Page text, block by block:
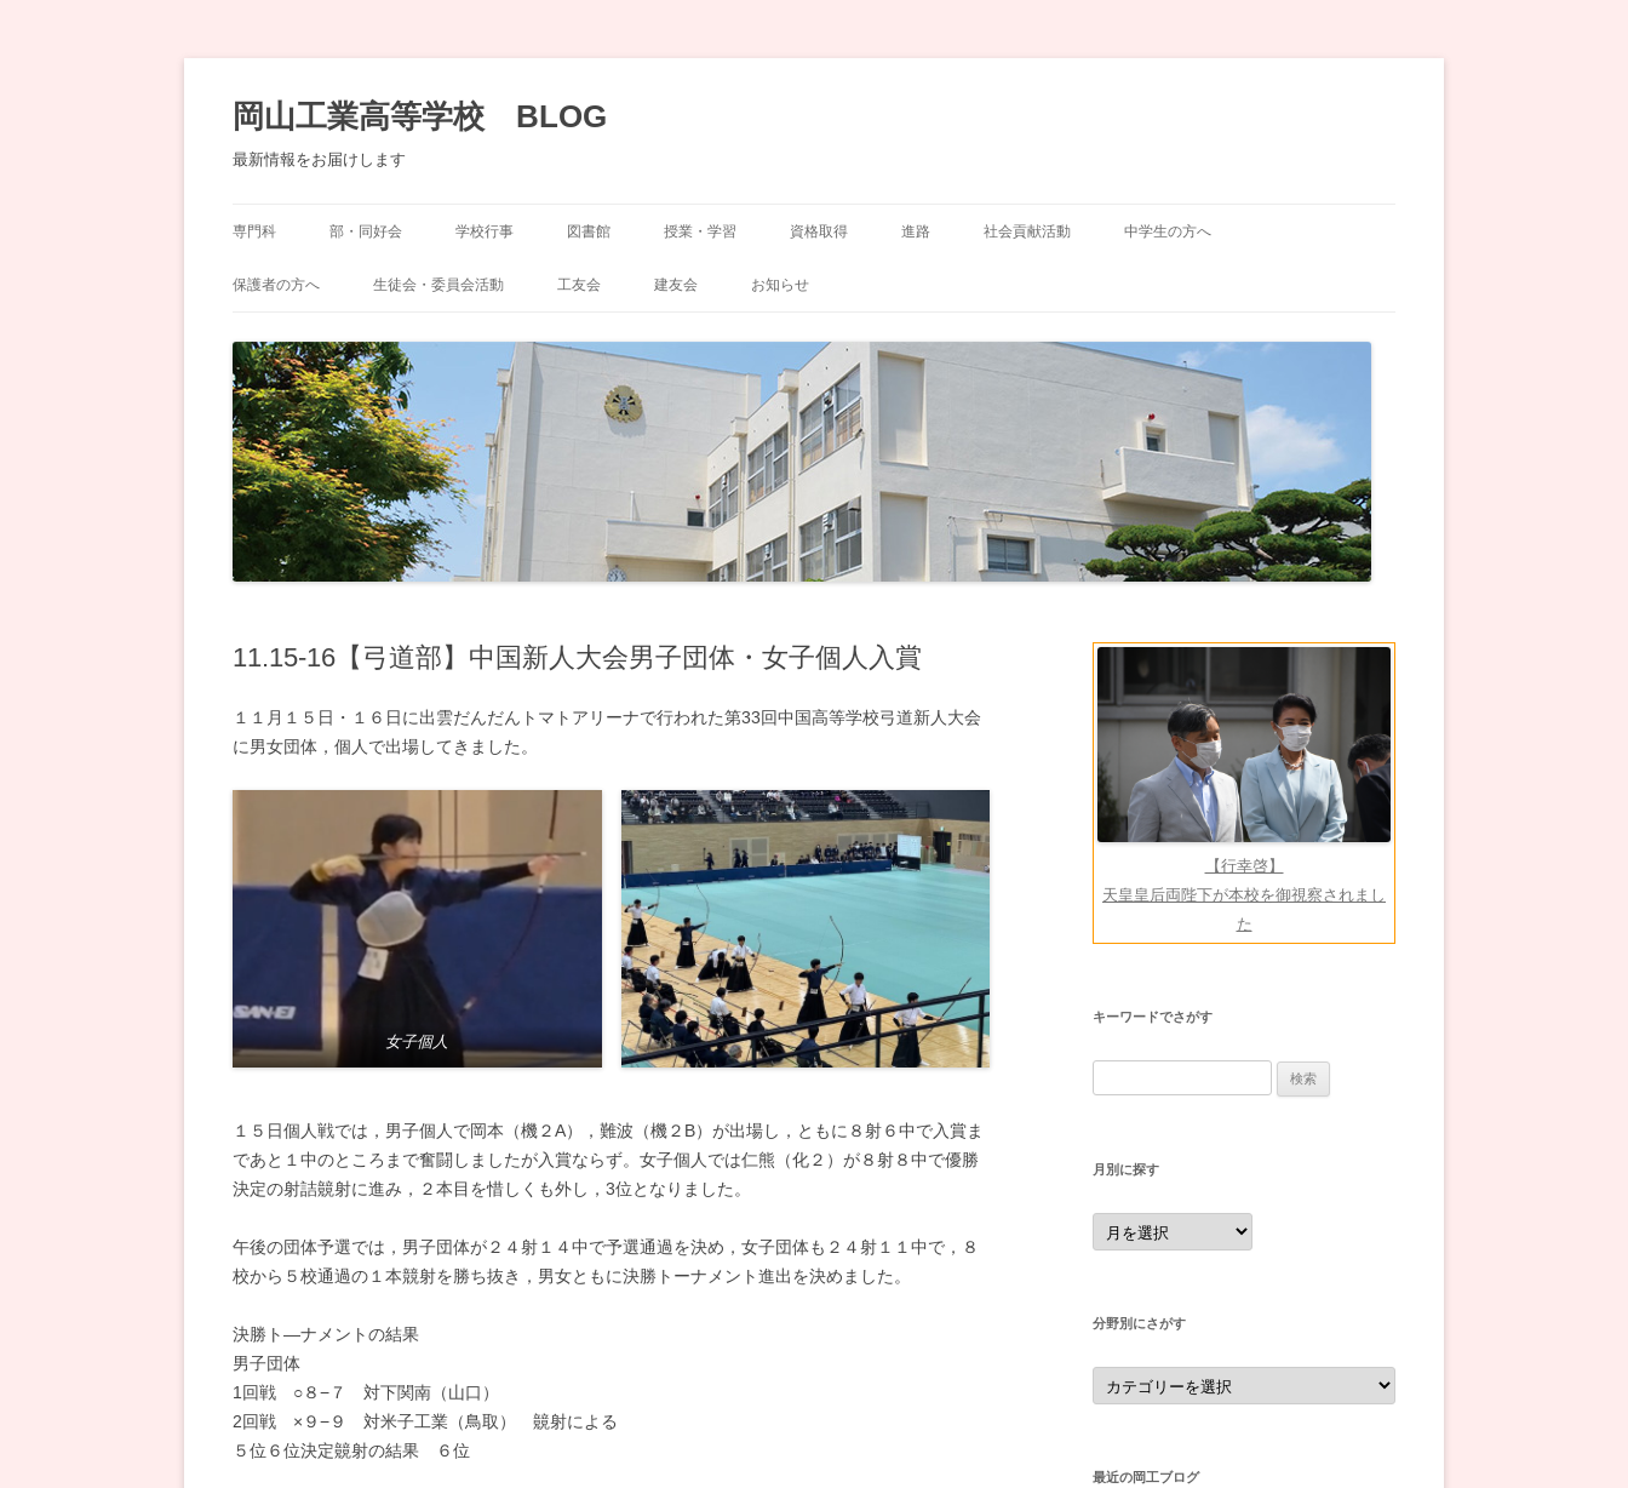
テ
ン
ツ
へ
移
岡山工業高等学校 BLOG
最新情報をお届けします
専門科
機械科
化学工学科
デザイン科
建築科
情報技術科
電気科
部・同好会
運動部 空手道部
サッカー部
自転車競技部
柔道部
ソフトテニス部
テニス部
バスケットボール部
バドミントン部
バレーボール部
ハンドボール部
野球部
写真部
吹奏楽部
美術部
漫画総合研究同好会
機械研究同好会
土木研究同好会
化学工学研究同好会
デザイン研究同好会
建築研究同好会
電気研究同好会
学校行事
岡工祭
図書館
展示
授業・学習 資格取得 進路 社会貢献活動 中学生の方へ
オープンスクール
保護者の方へ 生徒会・委員会活動
生徒会
工友会 建友会 お知らせ
11.15-16【弓道部】中国新人大会男子団体・女子個人入賞
１１月１５日・１６日に出雲だんだんトマトアリーナで行われた第33回中国高等学校弓道新人大会
に男女団体，個人で出場してきました。
女子個人
１５日個人戦では，男子個人で岡本（機２A），難波（機２B）が出場し，ともに８射６中で入賞ま
であと１中のところまで奮闘しましたが入賞ならず。女子個人では仁熊（化２）が８射８中で優勝
決定の射詰竸射に進み，２本目を惜しくも外し，3位となりました。
午後の団体予選では，男子団体が２４射１４中で予選通過を決め，女子団体も２４射１１中で，８
校から５校通過の１本競射を勝ち抜き，男女ともに決勝トーナメント進出を決めました。
決勝ト―ナメントの結果
男子団体
1回戦 ○８−７ 対下関南（山口）
2回戦 ×９−９ 対米子工業（鳥取） 竸射による
５位６位決定竸射の結果 ６位
【行幸啓】
天皇皇后両陛下が本校を御視察されまし
た
キーワードでさがす
月別に探す
月
別
に
分野別にさがす
分
野
別
す
最近の岡工ブログ